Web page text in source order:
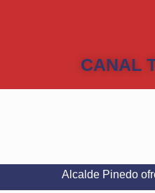
CANAL
Alcalde Pinedo ofrece